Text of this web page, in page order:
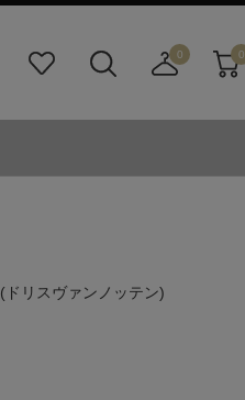
り
ダ
0
寄
0
(ドリスヴァンノッテン)